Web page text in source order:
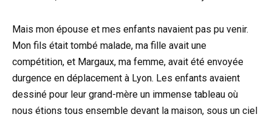
Mais mon épouse et mes enfants navaient pas pu venir.
Mon fils était tombé malade, ma fille avait une
compétition, et Margaux, ma femme, avait été envoyée
durgence en déplacement à Lyon. Les enfants avaient
dessiné pour leur grand-mère un immense tableau où
nous étions tous ensemble devant la maison, sous un ciel